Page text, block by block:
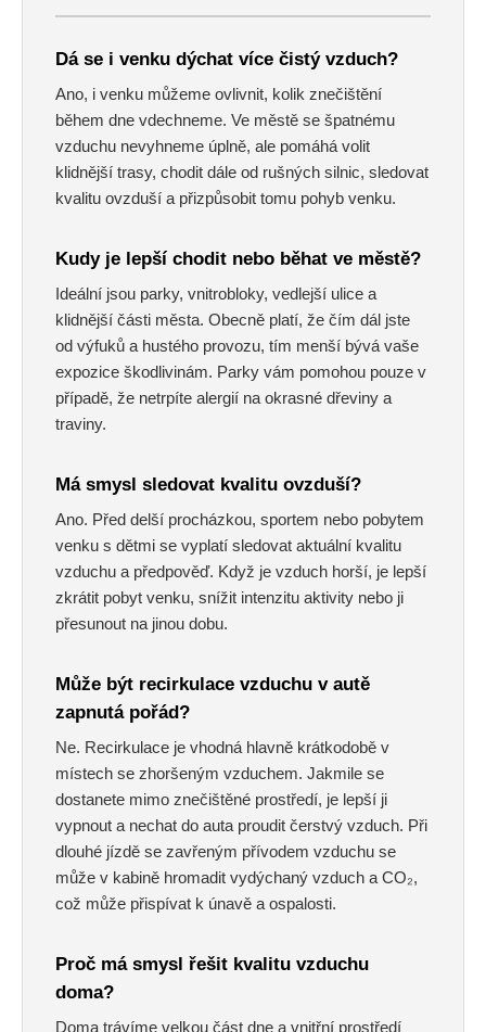
Dá se i venku dýchat více čistý vzduch?
Ano, i venku můžeme ovlivnit, kolik znečištění
během dne vdechneme. Ve městě se špatnému
vzduchu nevyhneme úplně, ale pomáhá volit
klidnější trasy, chodit dále od rušných silnic, sledovat
kvalitu ovzduší a přizpůsobit tomu pohyb venku.
Kudy je lepší chodit nebo běhat ve městě?
Ideální jsou parky, vnitrobloky, vedlejší ulice a
klidnější části města. Obecně platí, že čím dál jste
od výfuků a hustého provozu, tím menší bývá vaše
expozice škodlivinám. Parky vám pomohou pouze v
případě, že netrpíte alergií na okrasné dřeviny a
traviny.
Má smysl sledovat kvalitu ovzduší?
Ano. Před delší procházkou, sportem nebo pobytem
venku s dětmi se vyplatí sledovat aktuální kvalitu
vzduchu a předpověď. Když je vzduch horší, je lepší
zkrátit pobyt venku, snížit intenzitu aktivity nebo ji
přesunout na jinou dobu.
Může být recirkulace vzduchu v autě
zapnutá pořád?
Ne. Recirkulace je vhodná hlavně krátkodobě v
místech se zhoršeným vzduchem. Jakmile se
dostanete mimo znečištěné prostředí, je lepší ji
vypnout a nechat do auta proudit čerstvý vzduch. Při
dlouhé jízdě se zavřeným přívodem vzduchu se
může v kabině hromadit vydýchaný vzduch a CO₂,
což může přispívat k únavě a ospalosti.
Proč má smysl řešit kvalitu vzduchu
doma?
Doma trávíme velkou část dne a vnitřní prostředí